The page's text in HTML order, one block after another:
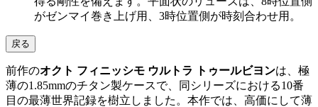
がゼンマイ巻き上げ用、3時位置側が時刻合わせ用。
戻る
前作のオクト フィニッシモ ウルトラ トゥールビヨンは、極
薄の1.85mmのチタン製ケースで、同シリーズにおける10番
目の最薄世界記録を樹立しました。本作では、高価にして薄